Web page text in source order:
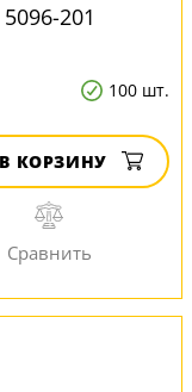
201
100 шт.
В КОРЗИНУ